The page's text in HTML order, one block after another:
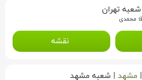
شعبه تهران
محمدی
نقشه
| مشهد | شعبه مشهد